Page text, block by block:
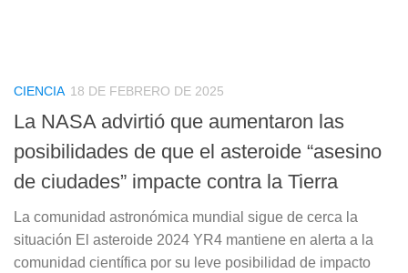
CIENCIA 18 DE FEBRERO DE 2025
La NASA advirtió que aumentaron las
posibilidades de que el asteroide “asesino
de ciudades” impacte contra la Tierra
La comunidad astronómica mundial sigue de cerca la
situación El asteroide 2024 YR4 mantiene en alerta a la
comunidad científica por su leve posibilidad de impacto